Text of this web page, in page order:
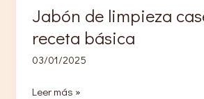
Jabón de limpieza
receta básica
03/01/2025
Jabón
Leer más »